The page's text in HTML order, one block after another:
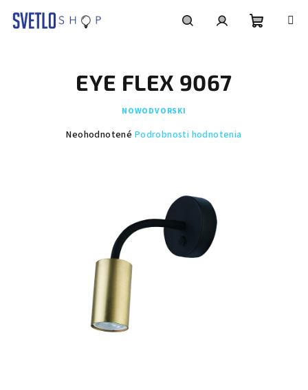
EYE FLEX 9067
NOWODVORSKI
Priemerné
Neohodnotené Podrobnosti hodnotenia